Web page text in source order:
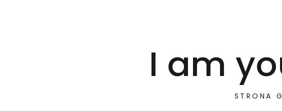
I am
STRONA